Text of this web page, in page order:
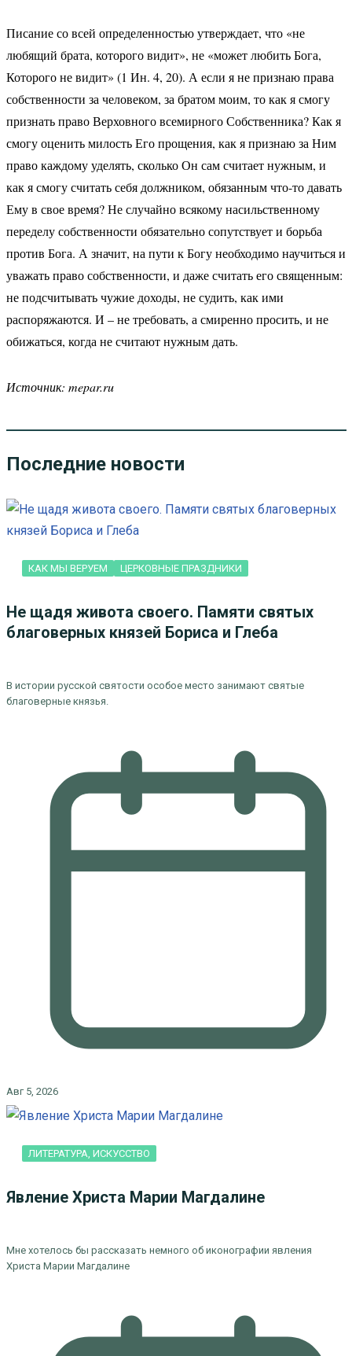
Писание со всей определенностью утверждает, что «не
любящий брата, которого видит», не «может любить Бога,
Которого не видит» (1 Ин. 4, 20). А если я не признаю права
собственности за человеком, за братом моим, то как я смогу
признать право Верховного всемирного Собственника? Как я
смогу оценить милость Его прощения, как я признаю за Ним
право каждому уделять, сколько Он сам считает нужным, и
как я смогу считать себя должником, обязанным что-то давать
Ему в свое время? Не случайно всякому насильственному
переделу собственности обязательно сопутствует и борьба
против Бога. А значит, на пути к Богу необходимо научиться и
уважать право собственности, и даже считать его священным:
не подсчитывать чужие доходы, не судить, как ими
распоряжаются. И – не требовать, а смиренно просить, и не
обижаться, когда не считают нужным дать.
Источник: mepar.ru
Последние новости
КАК МЫ ВЕРУЕМ ЦЕРКОВНЫЕ ПРАЗДНИКИ
Не щадя живота своего. Памяти святых
благоверных князей Бориса и Глеба
В истории русской святости особое место занимают святые
благоверные князья.
Авг 5, 2026
ЛИТЕРАТУРА, ИСКУCСТВО
Явление Христа Марии Магдалине
Мне хотелось бы рассказать немного об иконографии явления
Христа Марии Магдалине